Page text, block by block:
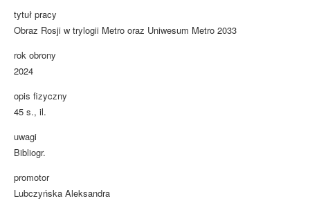
tytuł pracy
Obraz Rosji w trylogii Metro oraz Uniwesum Metro 2033
rok obrony
2024
opis fizyczny
45 s., il.
uwagi
Bibliogr.
promotor
Lubczyńska Aleksandra